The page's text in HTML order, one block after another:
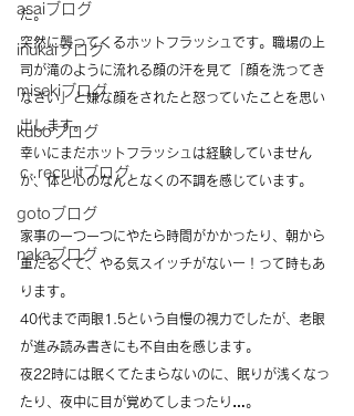
asaiブログ
inukaiブログ
misekiブログ
kuboブログ
ｃ.recruitブログ
gotoブログ
nakaブログ
た。
突然に襲ってくるホットフラッシュです。職場の上
司が滝のように流れる顔の汗を見て「顔を洗ってき
なさい」と嫌な顔をされたと怒っていたことを思い
出します。
幸いにまだホットフラッシュは経験していません
が、体と心のなんとなくの不調を感じています。
家事の一つ一つにやたら時間がかかったり、朝から
重だるくて、やる気スイッチがないー！って時もあ
ります。
40代まで両眼1.5という自慢の視力でしたが、老眼
が進み読み書きにも不自由を感じます。
夜22時には眠くてたまらないのに、眠りが浅くなっ
たり、夜中に目が覚めてしまったり…。